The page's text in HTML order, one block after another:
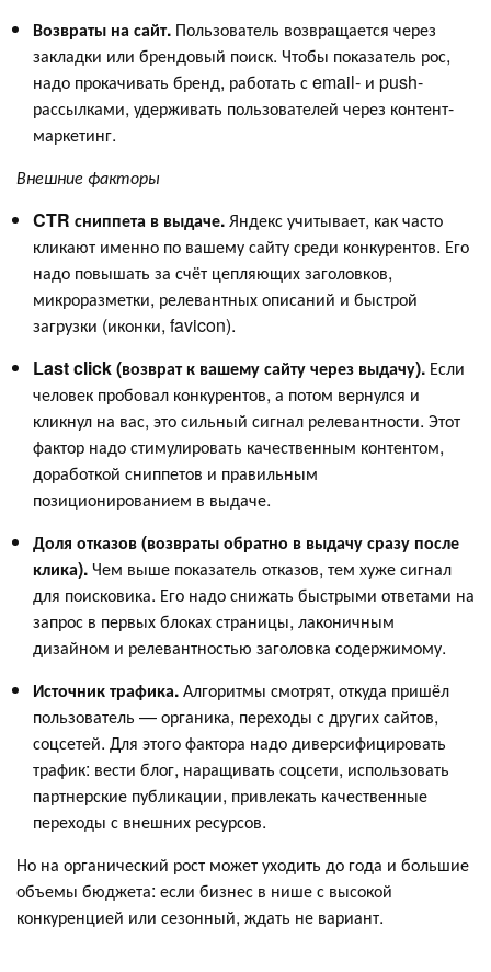
Возвраты на сайт. Пользователь возвращается через
закладки или брендовый поиск. Чтобы показатель рос,
надо прокачивать бренд, работать с email- и push-
рассылками, удерживать пользователей через контент-
маркетинг.
Внешние факторы
CTR сниппета в выдаче.Яндекс учитывает, как часто
кликают именно по вашему сайту среди конкурентов. Его
надо повышать за счёт цепляющих заголовков,
микроразметки, релевантных описаний и быстрой
загрузки (иконки, favicon).
Last click (возврат к вашему сайту через выдачу). Если
человек пробовал конкурентов, а потом вернулся и
кликнул на вас, это сильный сигнал релевантности. Этот
фактор надо стимулировать качественным контентом,
доработкой сниппетов и правильным
позиционированием в выдаче.
Доля отказов (возвраты обратно в выдачу сразу после
клика).Чем выше показатель отказов, тем хуже сигнал
для поисковика. Его надо снижать быстрыми ответами на
запрос в первых блоках страницы, лаконичным
дизайном и релевантностью заголовка содержимому.
Источник трафика.Алгоритмы смотрят, откуда пришёл
пользователь — органика, переходы с других сайтов,
соцсетей. Для этого фактора надо диверсифицировать
трафик: вести блог, наращивать соцсети, использовать
партнерские публикации, привлекать качественные
переходы с внешних ресурсов.
Но на органический рост может уходить до года и большие
объемы бюджета: если бизнес в нише с высокой
конкуренцией или сезонный, ждать не вариант.